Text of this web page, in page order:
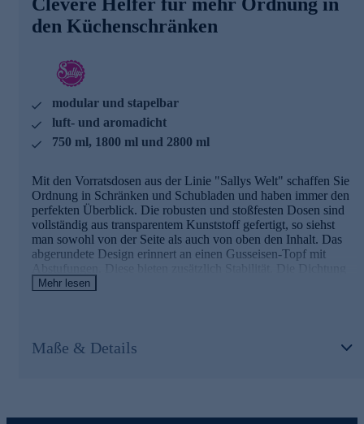
kombinieren. So lässt sich der verfügbare Raum effizient
nutzen. Durch die kleinen Füße
Vorratsdosen-Set gleich online für Ihre Küche beszellen.
den Küchenschränken
modular und stapelbar
luft- und aromadicht
750 ml, 1800 ml und 2800 ml
Mit den Vorratsdosen aus der Linie "Sallys Welt" schaffen Sie
Ordnung in Schränken und Schubladen und haben immer den
perfekten Überblick. Die robusten und stoßfesten Dosen sind
vollständig aus transparentem Kunststoff gefertigt, so siehst
man sowohl von der Seite als auch von oben den Inhalt. Das
abgerundete Design erinnert an einen Gusseisen-Topf mit
Abstufungen. Diese bieten zusätzlich Stabilität. Die Dichtung
aus Platinsilikon schließt luft- und aromadicht ab. Der Deckel
können untereinander gestapelt werden. Auch die rechteckigen
und quadratischen Dosen lassen sich kombinieren. So lässt sich
Mehr lesen
Maße & Details